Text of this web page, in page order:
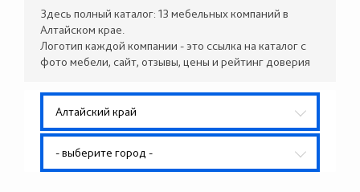
Здесь полный каталог: 13 мебельных компаний в
Алтайском крае.
Логотип каждой компании - это ссылка на каталог с
фото мебели, сайт, отзывы, цены и рейтинг доверия
Алтайский край
- выберите город -